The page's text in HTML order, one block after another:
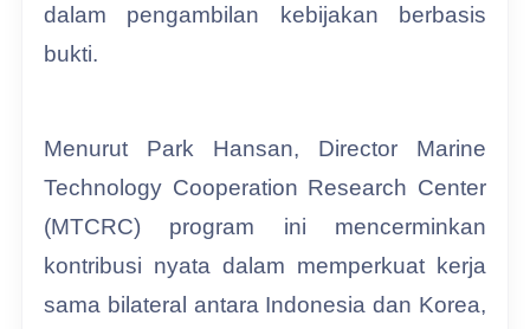
dalam pengambilan kebijakan berbasis
bukti.
Menurut Park Hansan, Director Marine
Technology Cooperation Research Center
(MTCRC) program ini mencerminkan
kontribusi nyata dalam memperkuat kerja
sama bilateral antara Indonesia dan Korea,